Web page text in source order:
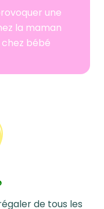
une
la maman
bébé
de tous les